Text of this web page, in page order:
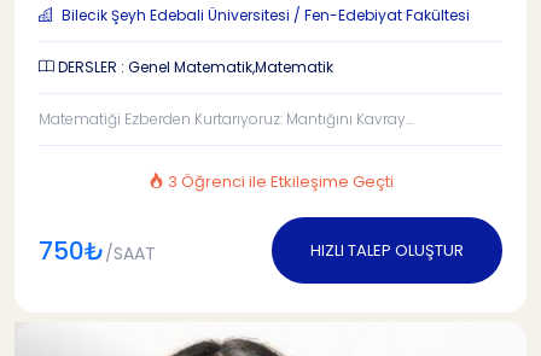
Bilecik Şeyh Edebali Üniversitesi / Fen-Edebiyat Fakültesi
DERSLER : Genel Matematik,Matematik
Matematiği Ezberden Kurtarıyoruz: Mantığını Kavray...
3 Öğrenci ile Etkileşime Geçti
750₺/SAAT HIZLI TALEP OLUŞTUR